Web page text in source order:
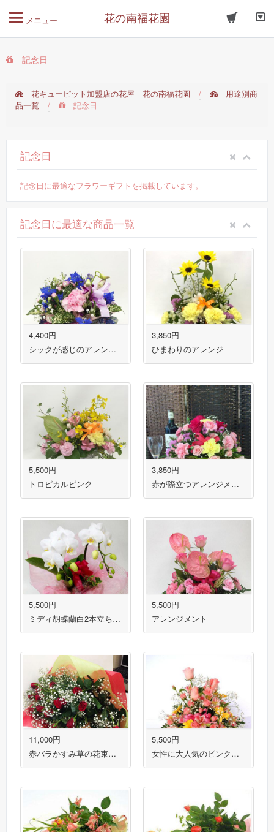
花の南福花園
メニュー
記念日
花キューピット加盟店の花屋 花の南福花園 /
用途別商
品一覧
/ 記念日
記念日
記念日に最適なフラワーギフトを掲載しています。
記念日に最適な商品一覧
4,400円
シックが感じのアレンジメント
3,850円
ひまわりのアレンジ
5,500円
トロピカルピンク
3,850円
赤が際立つアレンジメント
5,500円
ミディ胡蝶蘭白2本立ち 送料無料！
5,500円
アレンジメント
11,000円
赤バラかすみ草の花束 送料無料！
5,500円
女性に大人気のピンク系フラワーアレンジメント 送料無料！